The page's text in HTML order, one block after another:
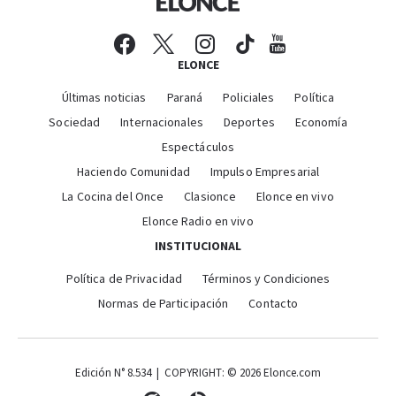
ELONCE
Últimas noticias Paraná Policiales
Política
Sociedad
Internacionales Deportes
Economía
Espectáculos
Haciendo Comunidad
Impulso Empresarial
La Cocina del Once
Clasionce
Elonce en vivo
Elonce Radio en vivo
INSTITUCIONAL
Política de Privacidad
Términos y Condiciones
Normas de Participación
Contacto
Edición N° 8.534 | COPYRIGHT: © 2026 Elonce.com